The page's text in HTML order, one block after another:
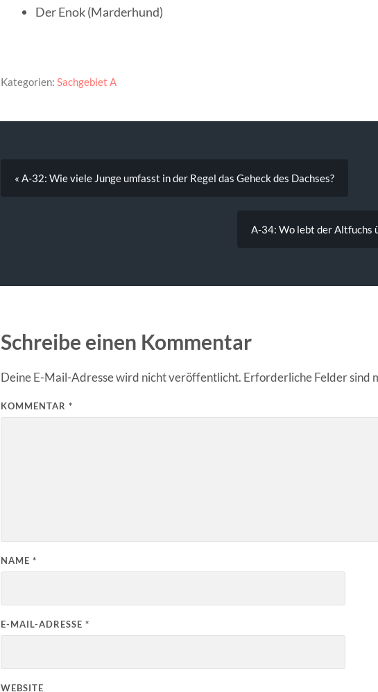
Der Enok (Marderhund)
Kategorien: Sachgebiet A
« A-32: Wie viele Junge umfasst in der Regel das Geheck des Dachses?
A-34: Wo lebt der Altfuchs
Schreibe einen Kommentar
Deine E-Mail-Adresse wird nicht veröffentlicht. Erforderliche Felder sind
KOMMENTAR *
NAME *
E-MAIL-ADRESSE *
WEBSITE